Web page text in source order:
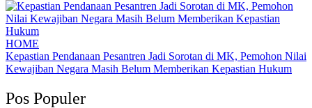
HOME
Kepastian Pendanaan Pesantren Jadi Sorotan di MK, Pemohon Nilai
Kewajiban Negara Masih Belum Memberikan Kepastian Hukum
Pos Populer